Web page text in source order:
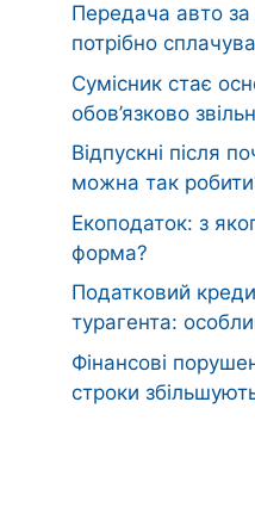
Передача авто за
потрібно
Сумісник стає
обов’язково
Відпускні після
можна так
Екоподаток: з
форма?
Податковий
турагента:
Фінансові
строки